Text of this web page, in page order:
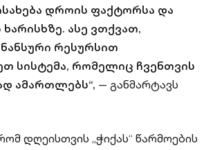
დროის ფაქტორსა და
ასე ვთქვათ,
რესურსით
სისტემა, რომელიც ჩვენთვის
ამართლებს“, — განმარტავს
დღეისთვის „ჭიქას“ წარმოების